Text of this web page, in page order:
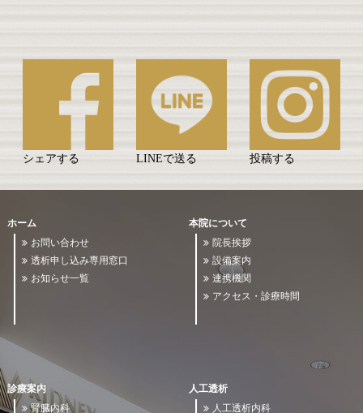
シェアする LINEで送る 投稿する
ホーム
お問い合わせ
透析申し込み専用窓口
お知らせ一覧
本院について
院長挨拶
設備案内
連携機関
アクセス・診療時間
診療案内
腎臓内科
人工透析
人工透析内科